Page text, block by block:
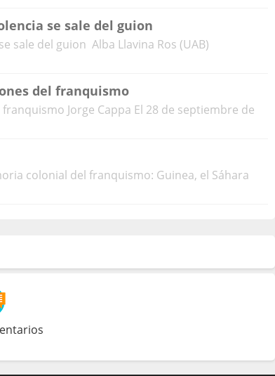
se sale del guion
sale del guion Alba Llavina Ros (UAB)
del franquismo
Jorge Cappa El 28 de septiembre de
colonial del franquismo: Guinea, el Sáhara